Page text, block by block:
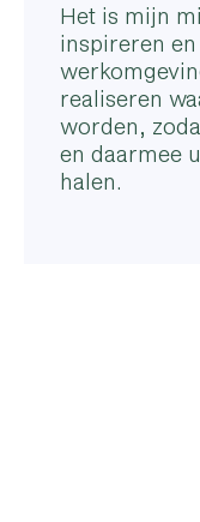
Het is mijn
inspireren
realiseren
worden,
en daarmee
halen.